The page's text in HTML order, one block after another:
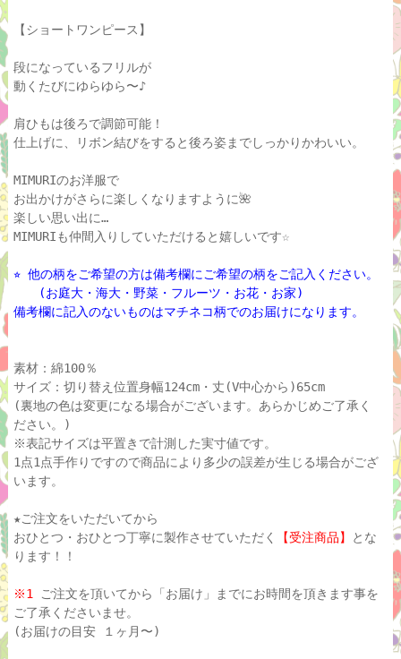
【ショートワンピース】
段になっているフリルが
動くたびにゆらゆら〜♪
肩ひもは後ろで調節可能！
仕上げに、リボン結びをすると後ろ姿までしっかりかわいい。
MIMURIのお洋服で
お出かけがさらに楽しくなりますように🌺
楽しい思い出に…
MIMURIも仲間入りしていただけると嬉しいです☆
⭐︎ 他の柄をご希望の方は備考欄にご希望の柄をご記入ください。
(お庭大・海大・野菜・フルーツ・お花・お家)
備考欄に記入のないものはマチネコ柄でのお届けになります。
素材：綿100％
サイズ：切り替え位置身幅124cm・丈(V中心から)65cm
(裏地の色は変更になる場合がございます。あらかじめご了承く
ださい。)
※表記サイズは平置きで計測した実寸値です。
1点1点手作りですので商品により多少の誤差が生じる場合がござ
います。
★ご注文をいただいてから
おひとつ・おひとつ丁寧に製作させていただく
【受注商品】
とな
ります！！
※1
ご注文を頂いてから「お届け」までにお時間を頂きます事を
ご了承くださいませ。
(お届けの目安 １ヶ月〜)